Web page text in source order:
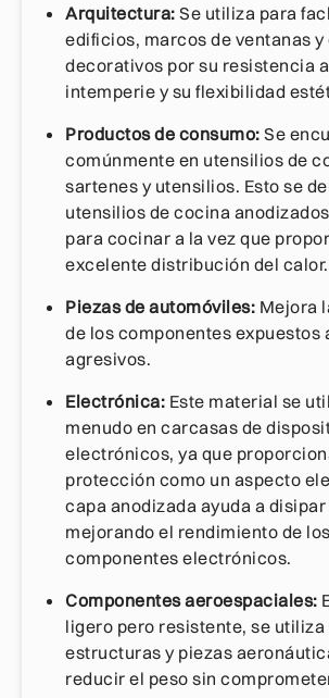
Arquitectura: Se utiliza para
edificios, marcos de ventanas
decorativos por su resistencia
intemperie y su flexibilidad
Productos de consumo: Se
comúnmente en utensilios de
sartenes y utensilios. Esto se
utensilios de cocina
para cocinar a la vez que
excelente distribución del calor.
Piezas de automóviles: Mejora
de los componentes expuestos
agresivos.
Electrónica: Este material se
menudo en carcasas de
electrónicos, ya que
protección como un aspecto
capa anodizada ayuda a disipar
mejorando el rendimiento de los
componentes electrónicos.
Componentes aeroespaciales:
ligero pero resistente, se utiliza
estructuras y piezas
reducir el peso sin